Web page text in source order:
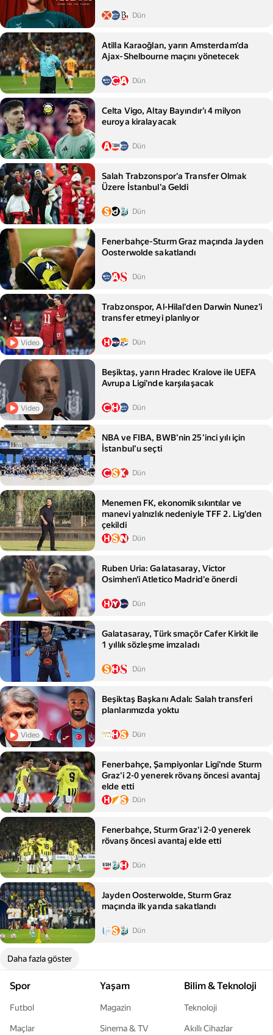
Dün
Atilla Karaoğlan, yarın Amsterdam'da
Ajax‑Shelbourne maçını yönetecek
Dün
Celta Vigo, Altay Bayındır'ı 4 milyon
euroya kiralayacak
Dün
Salah Trabzonspor'a Transfer Olmak
Üzere İstanbul'a Geldi
Dün
Fenerbahçe‑Sturm Graz maçında Jayden
Oosterwolde sakatlandı
Dün
Video
Trabzonspor, Al-Hilal'den Darwin Nunez'i
transfer etmeyi planlıyor
Dün
Video
Beşiktaş, yarın Hradec Kralove ile UEFA
Avrupa Ligi'nde karşılaşacak
Dün
NBA ve FIBA, BWB’nin 25’inci yılı için
İstanbul’u seçti
Dün
Menemen FK, ekonomik sıkıntılar ve
manevi yalnızlık nedeniyle TFF 2. Lig'den
çekildi
Dün
Ruben Uria: Galatasaray, Victor
Osimhen'i Atletico Madrid'e önerdi
Dün
Galatasaray, Türk smaçör Cafer Kirkit ile
1 yıllık sözleşme imzaladı
Dün
Video
Beşiktaş Başkanı Adalı: Salah transferi
planlarımızda yoktu
Dün
Fenerbahçe, Şampiyonlar Ligi'nde Sturm
Graz'i 2-0 yenerek rövanş öncesi avantaj
elde etti
Dün
Fenerbahçe, Sturm Graz'i 2-0 yenerek
rövanş öncesi avantaj elde etti
Dün
Jayden Oosterwolde, Sturm Graz
maçında ilk yarıda sakatlandı
Dün
Daha fazla göster
Spor
Futbol
Maçlar
Yaşam
Magazin
Sinema & TV
Bilim & Teknoloji
Teknoloji
Akıllı Cihazlar